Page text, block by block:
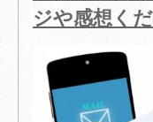
ジや感想く